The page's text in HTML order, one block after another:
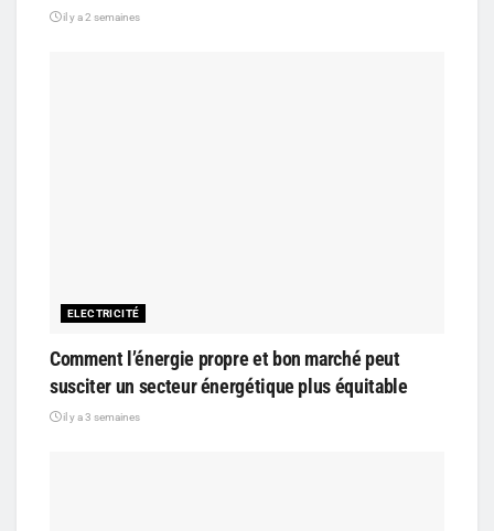
il y a 2 semaines
ELECTRICITÉ
Comment l’énergie propre et bon marché peut
susciter un secteur énergétique plus équitable
il y a 3 semaines